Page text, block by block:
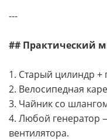
---
## Практический
1. Старый цилиндр
2. Велосипедная
3. Чайник со
4. Любой генератор
вентилятора.